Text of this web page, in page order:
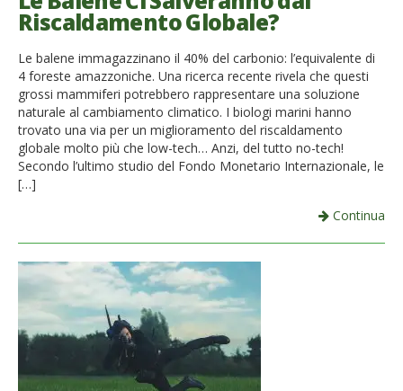
French
Italiano
Riscaldamento Globale?
Le balene immagazzinano il 40% del carbonio: l’equivalente di
4 foreste amazzoniche. Una ricerca recente rivela che questi
grossi mammiferi potrebbero rappresentare una soluzione
naturale al cambiamento climatico. I biologi marini hanno
trovato una via per un miglioramento del riscaldamento
globale molto più che low-tech… Anzi, del tutto no-tech!
Secondo l’ultimo studio del Fondo Monetario Internazionale, le
[…]
Continua